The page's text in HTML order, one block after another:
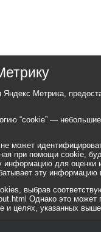
Яндекс Метрика,
“cookie” —
может
при помощи cookie,
для оценки
эту
выбрав
Однако это может
и целях, указанных